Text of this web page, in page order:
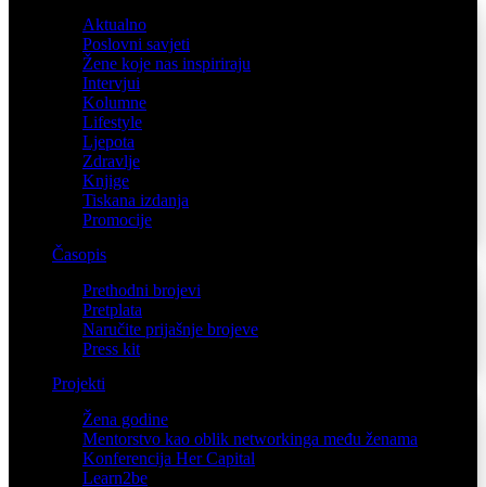
Aktualno
Poslovni savjeti
Žene koje nas inspiriraju
Intervjui
Kolumne
Lifestyle
Ljepota
Zdravlje
Knjige
Tiskana izdanja
Promocije
Časopis
Prethodni brojevi
Pretplata
Naručite prijašnje brojeve
Press kit
Projekti
Žena godine
Mentorstvo kao oblik networkinga među ženama
Konferencija Her Capital
Learn2be